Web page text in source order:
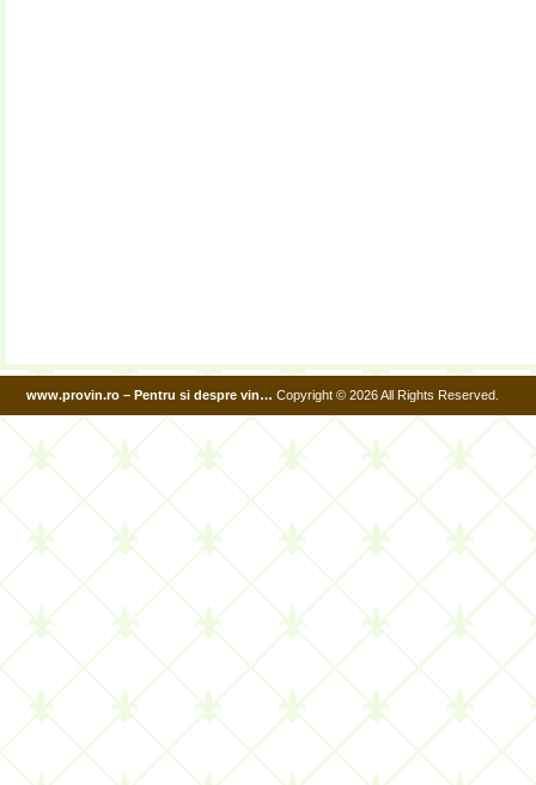
www.provin.ro – Pentru si despre vin… Copyright © 2026 All Rights Reserved.